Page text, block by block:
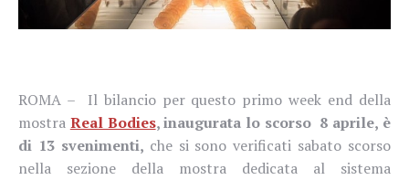
ROMA – Il bilancio per questo primo week end della
mostra Real Bodies, inaugurata lo scorso 8 aprile, è
di 13 svenimenti, che si sono verificati sabato scorso
nella sezione della mostra dedicata al sistema